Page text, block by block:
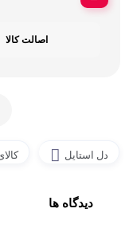
اصالت کالا
دل استایل
دیدگاه ها